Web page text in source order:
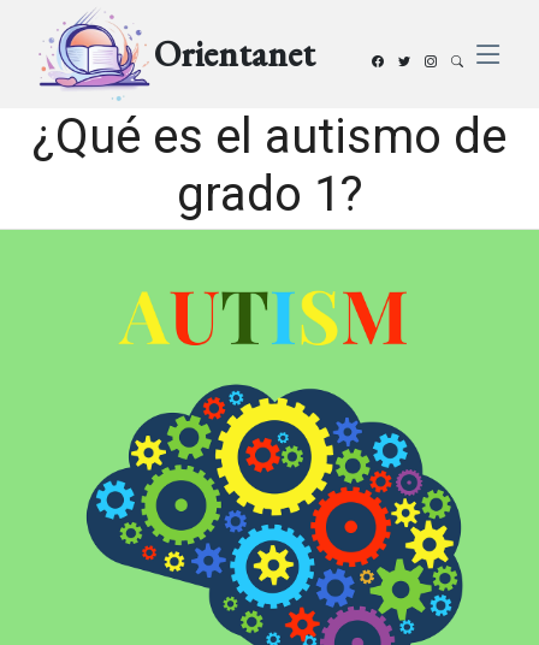
Orientanet
¿Qué es el autismo de
grado 1?